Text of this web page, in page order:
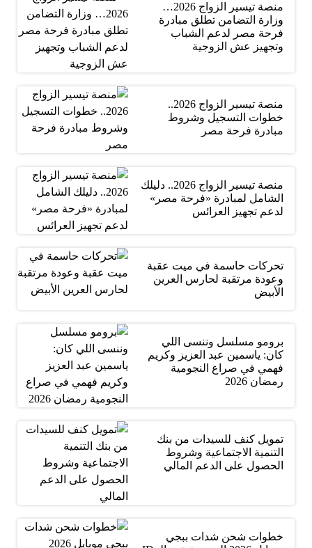
منصة تيسير الزواج 2026…
وزارة التضامن تطلق مبادرة
فرحة مصر لدعم الشباب
وتجهيز عش الزوجية
منصة تيسير الزواج 2026..
خطوات التسجيل وشروط
مبادرة فرحة مصر
منصة تيسير الزواج 2026.. دليلك
الشامل لمبادرة «فرحة مصر»
لدعم تجهيز العرائس
تحركات حاسمة في ميت عقبة
وعودة مرتقبة لحارس العرين
الأبيض
برومو مسلسل وننسى اللي
كان: ياسمين عبد العزيز وكريم
فهمي في صراع النجومية
رمضان 2026
تمويل كنف للسيدات من بنك
التنمية الاجتماعية وشروط
الحصول على الدعم المالي
خطوات شحن شدات ببجي